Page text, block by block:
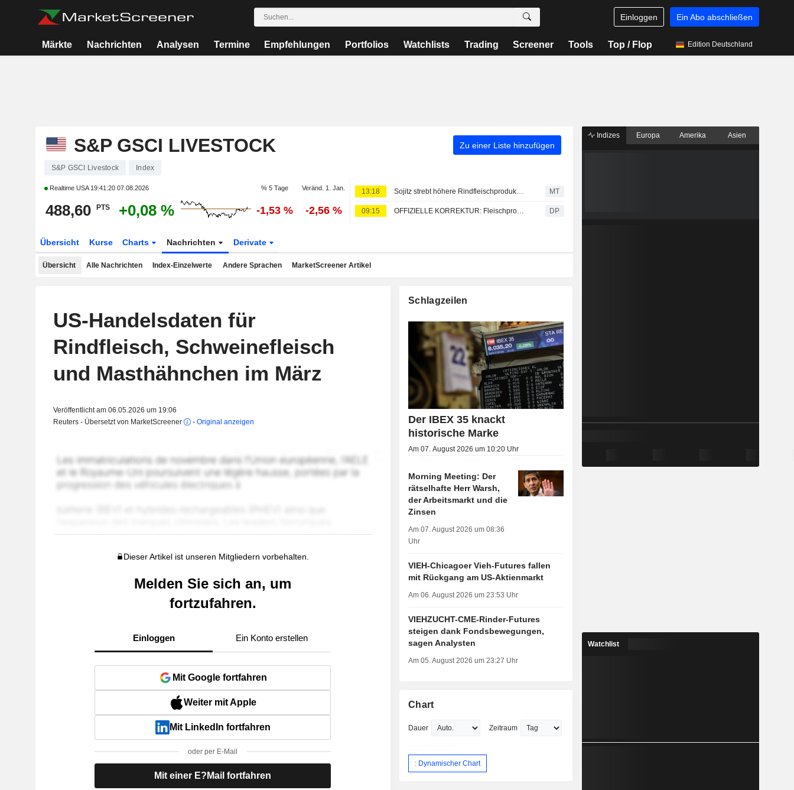
Einloggen Ein Abo abschließen
Märkte Nachrichten Analysen Termine Empfehlungen Portfolios Watchlists Trading Screener Tools Top / Flop Edition Deutschland
S&P GSCI LIVESTOCK Zu einer Liste hinzufügen
S&P GSCI Livestock Index
Realtime USA 19:41:20 07.08.2026 % 5 Tage Veränd. 1. Jan.
488,60 PTS +0,08 % -1,53 % -2,56 %
13:18 Sojitz strebt höhere Rindfleischproduktion in Vietnam an MT
09:15 OFFIZIELLE KORREKTUR: Fleischproduktion sinkt - Geflügel mit größtem Rückgang DP
Übersicht Kurse Charts Nachrichten Derivate
Übersicht Alle Nachrichten Index-Einzelwerte Andere Sprachen MarketScreener Artikel
US-Handelsdaten für
Rindfleisch, Schweinefleisch
und Masthähnchen im März
Veröffentlicht am 06.05.2026 um 19:06
Reuters - Übersetzt von MarketScreener
- Original anzeigen
Dieser Artikel ist unseren Mitgliedern vorbehalten.
Melden Sie sich an, um
fortzufahren.
Einloggen Ein Konto erstellen
Mit Google fortfahren
Weiter mit Apple
Mit LinkedIn fortfahren
oder per E-Mail
Mit einer E?Mail fortfahren
Schlagzeilen
Der IBEX 35 knackt
historische Marke
Am 07. August 2026 um 10:20 Uhr
Morning Meeting: Der
rätselhafte Herr Warsh,
der Arbeitsmarkt und die
Zinsen
Am 07. August 2026 um 08:36
Uhr
VIEH-Chicagoer Vieh-Futures fallen
mit Rückgang am US-Aktienmarkt
Am 06. August 2026 um 23:53 Uhr
VIEHZUCHT-CME-Rinder-Futures
steigen dank Fondsbewegungen,
sagen Analysten
Am 05. August 2026 um 23:27 Uhr
Chart
Dauer Zeitraum
: Dynamischer Chart
Indizes Europa Amerika Asien
Watchlist